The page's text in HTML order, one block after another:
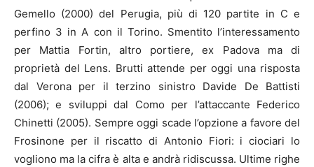
Gemello (2000) del Perugia, più di 120 partite in C e
perfino 3 in A con il Torino. Smentito l’interessamento
per Mattia Fortin, altro portiere, ex Padova ma di
proprietà del Lens. Brutti attende per oggi una risposta
dal Verona per il terzino sinistro Davide De Battisti
(2006); e sviluppi dal Como per l’attaccante Federico
Chinetti (2005). Sempre oggi scade l’opzione a favore del
Frosinone per il riscatto di Antonio Fiori: i ciociari lo
vogliono ma la cifra è alta e andrà ridiscussa. Ultime righe